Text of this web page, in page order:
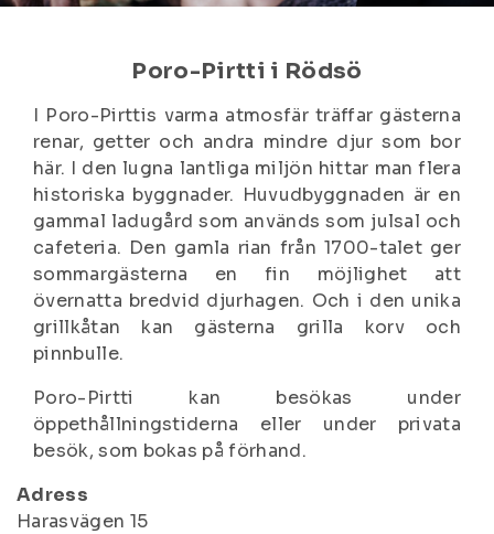
Poro-Pirtti i Rödsö
I Poro-Pirttis varma atmosfär träffar gästerna
renar, getter och andra mindre djur som bor
här. I den lugna lantliga miljön hittar man flera
historiska byggnader. Huvudbyggnaden är en
gammal ladugård som används som julsal och
cafeteria. Den gamla rian från 1700-talet ger
sommargästerna en fin möjlighet att
övernatta bredvid djurhagen. Och i den unika
grillkåtan kan gästerna grilla korv och
pinnbulle.
Poro-Pirtti kan besökas under
öppethållningstiderna eller under privata
besök, som bokas på förhand.
Adress
Harasvägen 15